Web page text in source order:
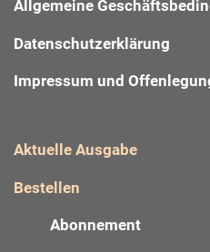
Allgemeine
Datenschutzerklärung
Impressum und
Aktuelle Ausgabe
Bestellen
Abonnement